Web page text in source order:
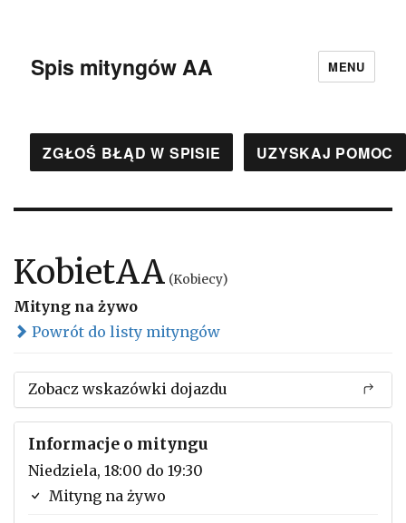
Spis mityngów AA MENU
ZGŁOŚ BŁĄD W SPISIE UZYSKAJ POMOC
KobietAA (Kobiecy)
Mityng na żywo
Powrót do listy mityngów
Zobacz wskazówki dojazdu
Informacje o mityngu
Niedziela, 18:00 do 19:30
Mityng na żywo